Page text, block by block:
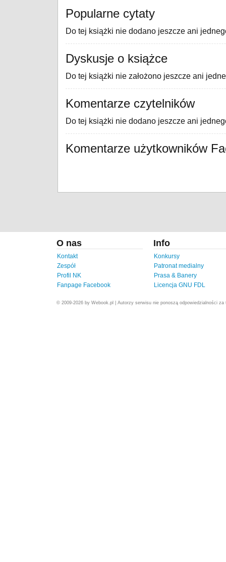
Popularne cytaty
Do tej książki nie dodano jeszcze ani
Dyskusje o książce
Do tej książki nie założono jeszcze ani
Komentarze czytelników
Do tej książki nie dodano jeszcze ani
Komentarze użytkowników
O nas
Kontakt
Zespół
Profil NK
Fanpage Facebook
Info
Konkursy
Patronat medialny
Prasa & Banery
Licencja GNU FDL
© 2009-2026 by Webook.pl | Autorzy serwisu nie ponoszą odpowiedzialności